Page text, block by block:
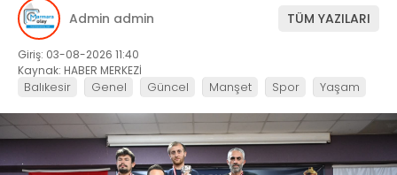
Admin admin TÜM YAZILARI
Giriş: 03-08-2026 11:40
Kaynak: HABER MERKEZİ
Balıkesir Genel Güncel Manşet Spor Yaşam